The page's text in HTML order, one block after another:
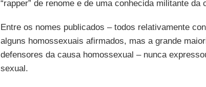
“rapper” de renome e de uma conhecida militante da
Entre os nomes publicados – todos relativamente
alguns homossexuais afirmados, mas a grande
defensores da causa homossexual – nunca
sexual.